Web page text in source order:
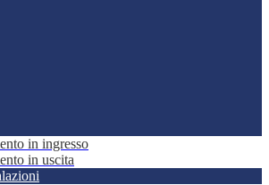
in ingresso
in uscita